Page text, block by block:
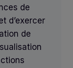
de
d’exercer
de